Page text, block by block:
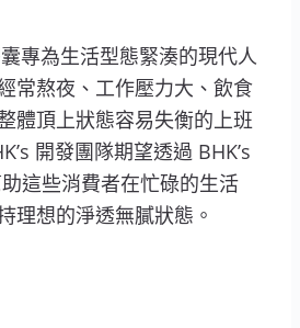
專為生活型態緊湊的現代人
常熬夜、工作壓力大、飲食
體頂上狀態容易失衡的上班
開發團隊期望透過 BHK’s
這些消費者在忙碌的生活
理想的淨透無膩狀態。